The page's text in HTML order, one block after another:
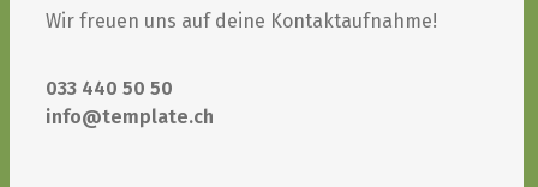
Wir freuen uns auf deine Kontaktaufnahme!
033 440 50 50
info@template.ch